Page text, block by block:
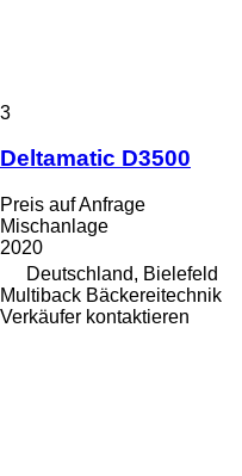
3
Deltamatic D3500
Preis auf Anfrage
Mischanlage
2020
Deutschland, Bielefeld
Multiback Bäckereitechnik
Verkäufer kontaktieren